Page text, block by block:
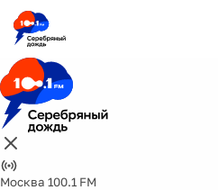
Москва 100.1 FM